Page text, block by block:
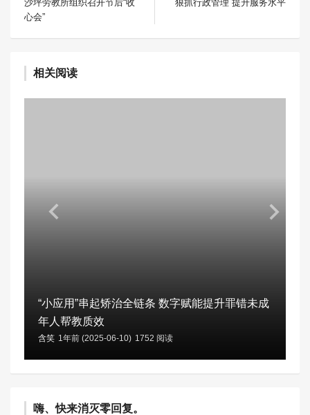
沙坪劳教所组织召开节后“收
心会”
狠抓行政管理 提升服务水平
相关阅读
“小应用”串起矫治全链条 数字赋能提升罪错未成
年人帮教质效
含笑 1年前 (2025-06-10) 1752 阅读
嗨、快来消灭零回复。